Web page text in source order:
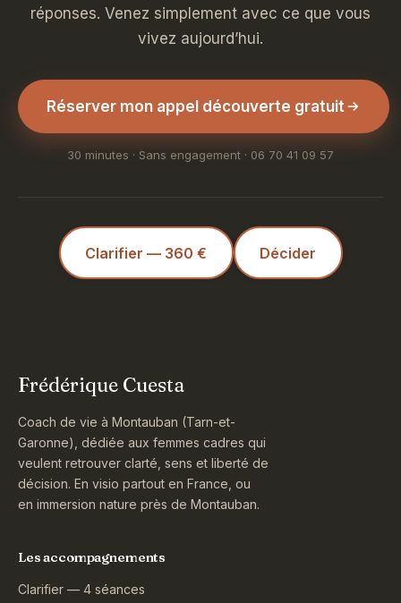
réponses. Venez simplement avec ce que vous
vivez aujourd’hui.
Réserver mon appel découverte gratuit
30 minutes · Sans engagement · 06 70 41 09 57
Clarifier — 360 € Décider
Frédérique Cuesta
Coach de vie à Montauban (Tarn-et-
Garonne), dédiée aux femmes cadres qui
veulent retrouver clarté, sens et liberté de
décision. En visio partout en France, ou
en immersion nature près de Montauban.
Les accompagnements
Clarifier — 4 séances